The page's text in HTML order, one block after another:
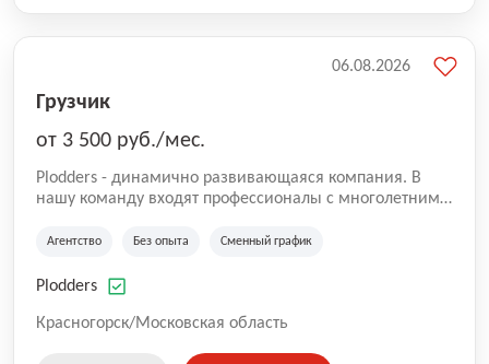
Грузчик
от 3 500 руб./мес.
Plodders - динамично развивающаяся компания. В
нашу команду входят профессионалы с многолетним
на рынке аутсорсинга, а накопленный опыт позволяют
оказываемых услуг.
Агентство Без опыта Сменный график
Plodders
Красногорск/Московская область
06.08.2026